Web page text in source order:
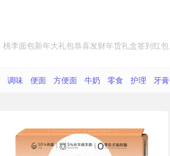
桃李面包新年大礼包恭喜发财年货礼盒签到红包
调味 便面 方便面 牛奶 零食 护理 牙膏